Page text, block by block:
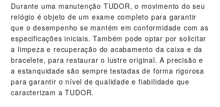
Durante uma manutenção TUDOR, o movimento do seu
relógio é objeto de um exame completo para garantir
que o desempenho se mantém em conformidade com as
especificações iniciais. Também pode optar por solicitar
a limpeza e recuperação do acabamento da caixa e da
bracelete, para restaurar o lustre original. A precisão e
a estanquidade são sempre testadas de forma rigorosa
para garantir o nível de qualidade e fiabilidade que
caracterizam a TUDOR.